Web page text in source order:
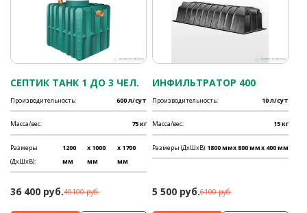
СЕПТИК ТАНК 1 ДО 3 ЧЕЛ.
Производительность: 600 л/сут
Масса/вес: 75 кг
Размеры
(ДхШхВ):
1200
мм
x 1000
мм
x 1700
мм
36 400 руб.40100 руб.
ИНФИЛЬТРАТОР 400
Производительность: 10 л/сут
Масса/вес: 15 кг
Размеры (ДхШхВ):1800 ммx 800 ммx 400 мм
5 500 руб.6100 руб.